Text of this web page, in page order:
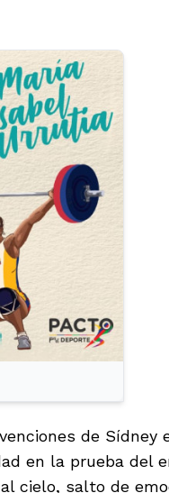
de Sídney
en la prueba del
cielo, salto de